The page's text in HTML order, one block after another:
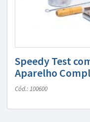
Speedy Test
Aparelho
Cód.: 100600